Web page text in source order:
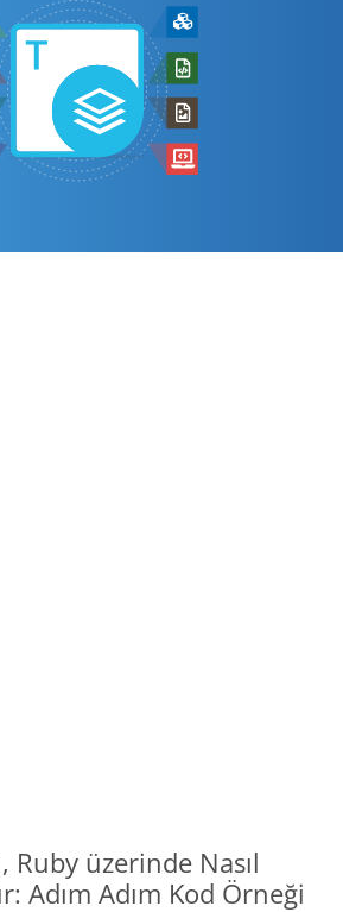
Ruby üzerinde Nasıl
Adım Adım Kod Örneği